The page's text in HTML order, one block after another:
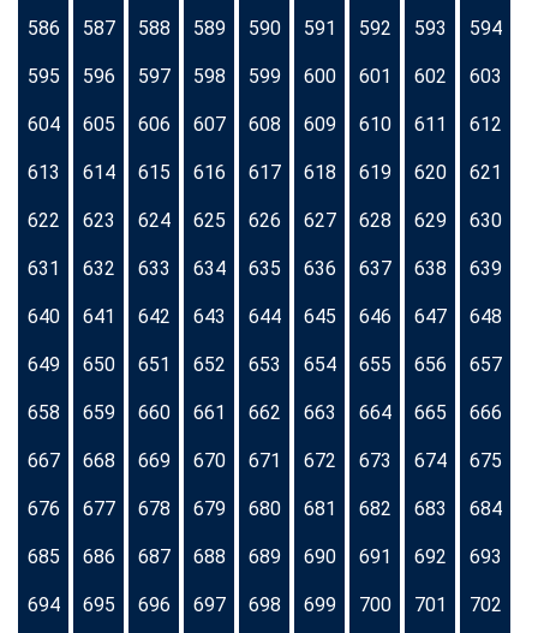
586 587 588 589 590 591 592 593 594
595 596 597 598 599 600 601 602 603
604 605 606 607 608 609 610 611 612
613 614 615 616 617 618 619 620 621
622 623 624 625 626 627 628 629 630
631 632 633 634 635 636 637 638 639
640 641 642 643 644 645 646 647 648
649 650 651 652 653 654 655 656 657
658 659 660 661 662 663 664 665 666
667 668 669 670 671 672 673 674 675
676 677 678 679 680 681 682 683 684
685 686 687 688 689 690 691 692 693
694 695 696 697 698 699 700 701 702